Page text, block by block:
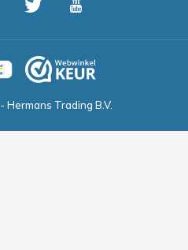
- Hermans Trading B.V.